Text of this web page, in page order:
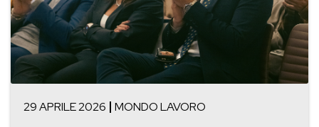
29 APRILE 2026 MONDO LAVORO